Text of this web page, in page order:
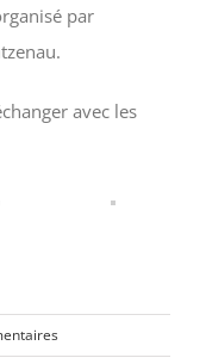
par
avec les